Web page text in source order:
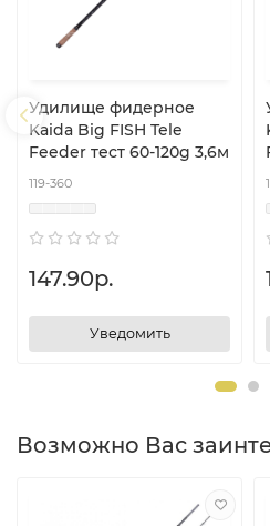
Удилище фидерное
Kaida Big FISH Tele
Feeder тест 60-120g 3,6м
119-360
147.90р.
Уведомить
Возможно Вас